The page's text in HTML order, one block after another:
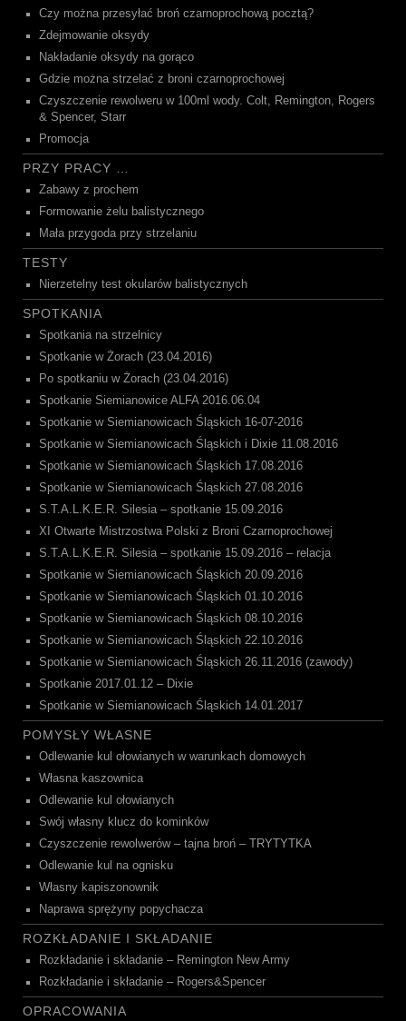
Czy można przesyłać broń czarnoprochową pocztą?
Zdejmowanie oksydy
Nakładanie oksydy na gorąco
Gdzie można strzelać z broni czarnoprochowej
Czyszczenie rewolweru w 100ml wody. Colt, Remington, Rogers
& Spencer, Starr
Promocja
PRZY PRACY …
Zabawy z prochem
Formowanie żelu balistycznego
Mała przygoda przy strzelaniu
TESTY
Nierzetelny test okularów balistycznych
SPOTKANIA
Spotkania na strzelnicy
Spotkanie w Żorach (23.04.2016)
Po spotkaniu w Żorach (23.04.2016)
Spotkanie Siemianowice ALFA 2016.06.04
Spotkanie w Siemianowicach Śląskich 16-07-2016
Spotkanie w Siemianowicach Śląskich i Dixie 11.08.2016
Spotkanie w Siemianowicach Śląskich 17.08.2016
Spotkanie w Siemianowicach Śląskich 27.08.2016
S.T.A.L.K.E.R. Silesia – spotkanie 15.09.2016
XI Otwarte Mistrzostwa Polski z Broni Czarnoprochowej
S.T.A.L.K.E.R. Silesia – spotkanie 15.09.2016 – relacja
Spotkanie w Siemianowicach Śląskich 20.09.2016
Spotkanie w Siemianowicach Śląskich 01.10.2016
Spotkanie w Siemianowicach Śląskich 08.10.2016
Spotkanie w Siemianowicach Śląskich 22.10.2016
Spotkanie w Siemianowicach Śląskich 26.11.2016 (zawody)
Spotkanie 2017.01.12 – Dixie
Spotkanie w Siemianowicach Śląskich 14.01.2017
POMYSŁY WŁASNE
Odlewanie kul ołowianych w warunkach domowych
Własna kaszownica
Odlewanie kul ołowianych
Swój własny klucz do kominków
Czyszczenie rewolwerów – tajna broń – TRYTYTKA
Odlewanie kul na ognisku
Własny kapiszonownik
Naprawa sprężyny popychacza
ROZKŁADANIE I SKŁADANIE
Rozkładanie i składanie – Remington New Army
Rozkładanie i składanie – Rogers&Spencer
OPRACOWANIA